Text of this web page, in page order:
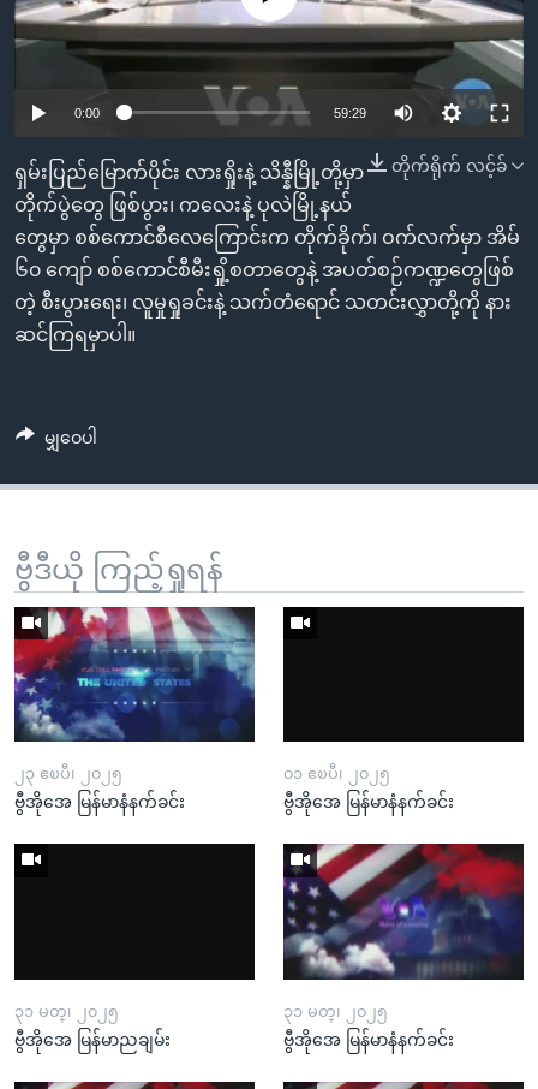
ညွန်း
ကြည့်
ရန်
ရှာဖွေ
ရန်
နေရာ
သို့
သုတပဒေသာ အင်္ဂလိပ်စာ
Learning English
ဗွီအိုအေ လူမှုကွန်ယက်များ
ဘာသာစကားများ
0:00 59:29
တိုက်ရိုက် လင့်ခ်
ရှမ်းပြည်မြောက်ပိုင်း လားရှိုးနဲ့ သိန္နီမြို့တို့မှာ
တိုက်ပွဲတွေ ဖြစ်ပွား၊ ကလေးနဲ့ ပုလဲမြို့နယ်
တွေမှာ စစ်ကောင်စီလေကြောင်းက တိုက်ခိုက်၊ ဝက်လက်မှာ အိမ်
၆၀ ကျော် စစ်ကောင်စီမီးရှို့စတာတွေနဲ့ အပတ်စဉ်ကဏ္ဍတွေဖြစ်
တဲ့ စီးပွားရေး၊ လူမှုရှုခင်းနဲ့ သက်တံရောင် သတင်းလွှာတို့ကို နား
ဆင်ကြရမှာပါ။
မျှဝေပါ
ဗွီဒီယို ကြည့်ရှုရန်
၂၃ ဧၿပီ၊ ၂၀၂၅
ဗွီအိုအေ မြန်မာနံနက်ခင်း
၀၁ ဧၿပီ၊ ၂၀၂၅
ဗွီအိုအေ မြန်မာနံနက်ခင်း
၃၁ မတ္၊ ၂၀၂၅
ဗွီအိုအေ မြန်မာညချမ်း
၃၁ မတ္၊ ၂၀၂၅
ဗွီအိုအေ မြန်မာနံနက်ခင်း